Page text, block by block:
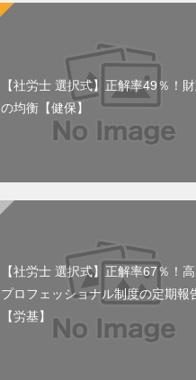
【社労士 選択式】正解率49％！
の均衡【健保】
【社労士 選択式】正解率67％！
プロフェッショナル制度の定期報
【労基】